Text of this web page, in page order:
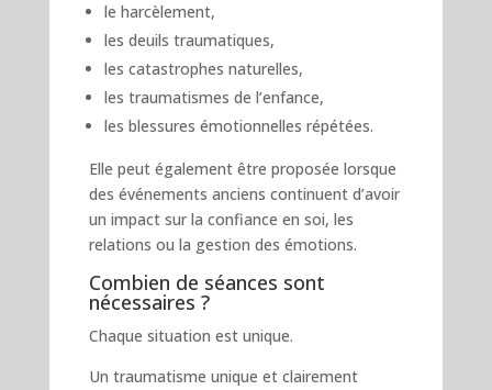
le harcèlement,
les deuils traumatiques,
les catastrophes naturelles,
les traumatismes de l’enfance,
les blessures émotionnelles répétées.
Elle peut également être proposée lorsque
des événements anciens continuent d’avoir
un impact sur la confiance en soi, les
relations ou la gestion des émotions.
Combien de séances sont
nécessaires ?
Chaque situation est unique.
Un traumatisme unique et clairement